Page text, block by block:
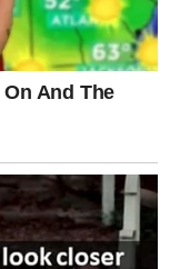
– energija se vraća,
je iskren, a ko
je poput štita.